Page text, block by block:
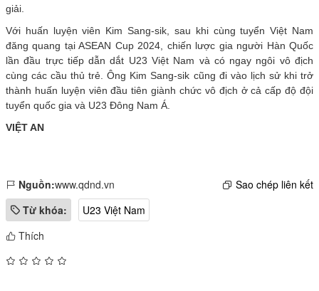
giải.
Với huấn luyện viên Kim Sang-sik, sau khi cùng tuyển Việt Nam
đăng quang tại ASEAN Cup 2024, chiến lược gia người Hàn Quốc
lần đầu trực tiếp dẫn dắt U23 Việt Nam và có ngay ngôi vô địch
cùng các cầu thủ trẻ. Ông Kim Sang-sik cũng đi vào lịch sử khi trở
thành huấn luyện viên đầu tiên giành chức vô địch ở cả cấp độ đội
tuyển quốc gia và U23 Đông Nam Á.
VIỆT AN
Nguồn:www.qdnd.vn
Sao chép liên kết
Từ khóa:
U23 Việt Nam
Thích